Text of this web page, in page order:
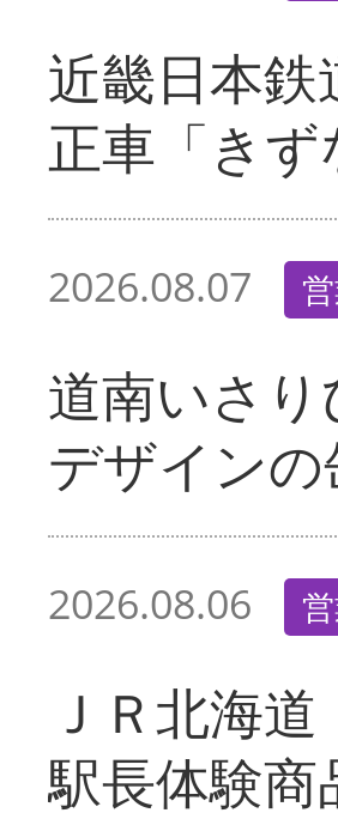
近畿日本
正車「きず
2026.08.07
道南いさ
デザイン
2026.08.06
ＪＲ北海
駅長体験商